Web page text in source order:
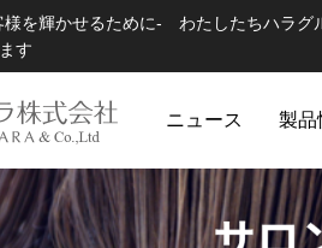
様を輝かせるために- わたしたちハラグ
す
ニュース 製品